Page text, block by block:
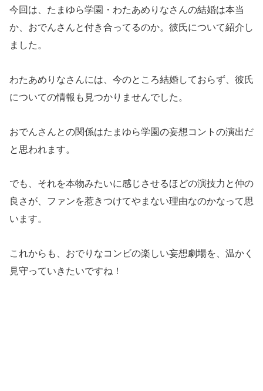
今回は、たまゆら学園・わたあめりなさんの結婚は本当
か、おでんさんと付き合ってるのか。彼氏について紹介し
ました。
わたあめりなさんには、今のところ結婚しておらず、彼氏
についての情報も見つかりませんでした。
おでんさんとの関係はたまゆら学園の妄想コントの演出だ
と思われます。
でも、それを本物みたいに感じさせるほどの演技力と仲の
良さが、ファンを惹きつけてやまない理由なのかなって思
います。
これからも、おでりなコンビの楽しい妄想劇場を、温かく
見守っていきたいですね！